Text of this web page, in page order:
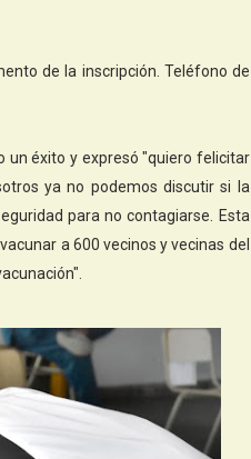
de la inscripción. Teléfono de
un éxito y expresó "quiero felicitar
ya no podemos discutir si la
para no contagiarse. Esta
a 600 vecinos y vecinas del